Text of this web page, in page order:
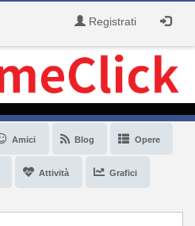
Registrati
Amici Blog Opere
Attività Grafici